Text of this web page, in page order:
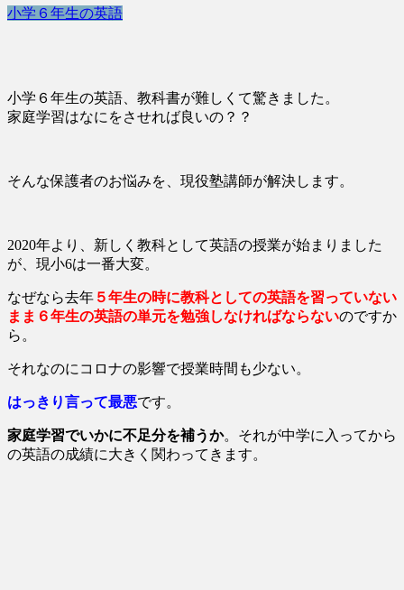
小学６年生の英語
小学６年生の英語、教科書が難しくて驚きました。
家庭学習はなにをさせれば良いの？？
そんな保護者のお悩みを、現役塾講師が解決します。
2020年より、新しく教科として英語の授業が始まりました
が、現小6は一番大変。
なぜなら去年 ５年生の時に教科としての英語を習っていない
まま６年生の英語の単元を勉強しなければならないのですか
ら。
それなのにコロナの影響で授業時間も少ない。
はっきり言って最悪です。
家庭学習でいかに不足分を補うか。それが中学に入ってから
の英語の成績に大きく関わってきます。